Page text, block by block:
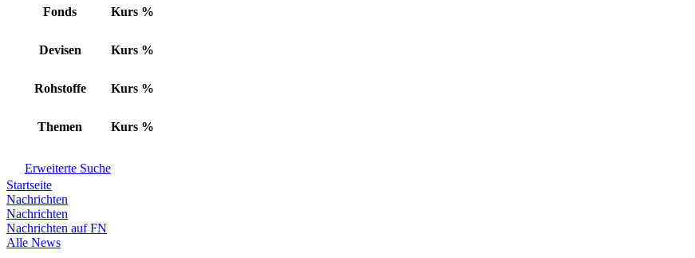
Fonds Kurs %
Devisen Kurs %
Rohstoffe Kurs %
Themen Kurs %
Erweiterte Suche
Startseite
Nachrichten
Nachrichten
Nachrichten auf FN
Alle News